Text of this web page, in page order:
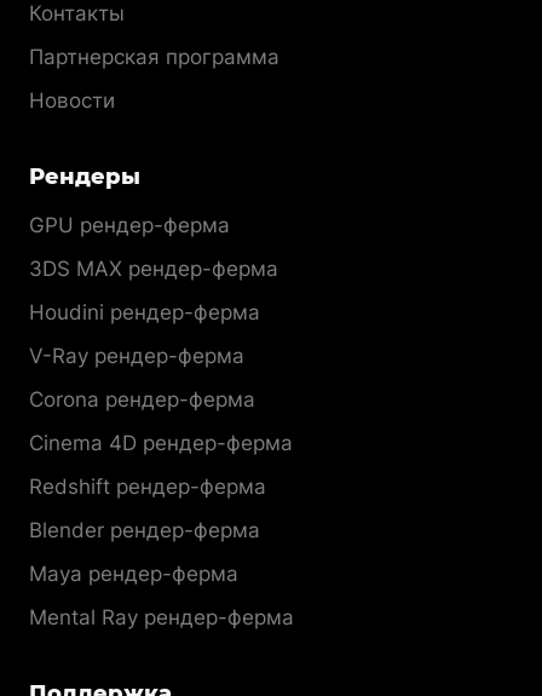
Контакты
Партнерская программа
Новости
Рендеры
GPU рендер-ферма
3DS MAX рендер-ферма
Houdini рендер-ферма
V-Ray рендер-ферма
Corona рендер-ферма
Cinema 4D рендер-ферма
Redshift рендер-ферма
Blender рендер-ферма
Maya рендер-ферма
Mental Ray рендер-ферма